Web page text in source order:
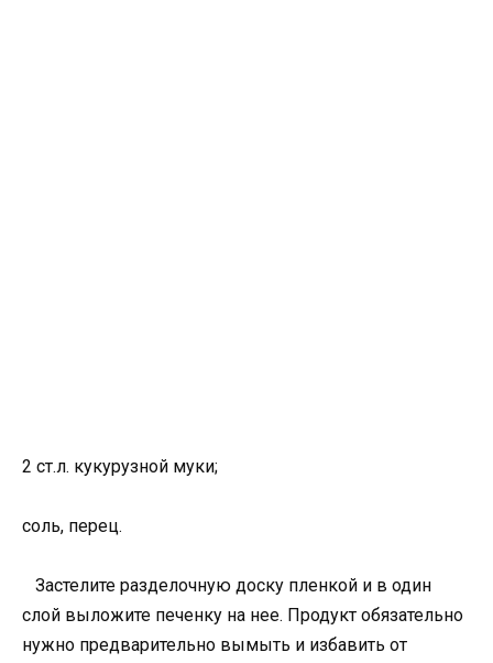
2 ст.л. кукурузной муки;
соль, перец.
Застелите разделочную доску пленкой и в один
слой выложите печенку на нее. Продукт обязательно
нужно предварительно вымыть и избавить от